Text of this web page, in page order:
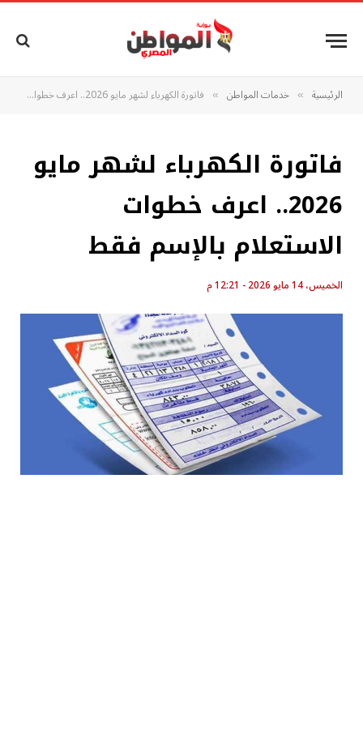
الرئيسية » خدمات المواطن » فاتورة الكهرباء لشهر مايو 2026.. اعرف خطوات الاستعلام بالإسم فقط
فاتورة الكهرباء لشهر مايو
2026.. اعرف خطوات
الاستعلام بالإسم فقط
الخميس، 14 مايو 2026 - 12:21 م